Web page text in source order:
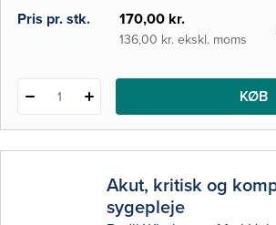
Pris pr. stk. 170,00 kr.
136,00 kr. ekskl. moms
1 KØB
Akut, kritisk og
sygepleje